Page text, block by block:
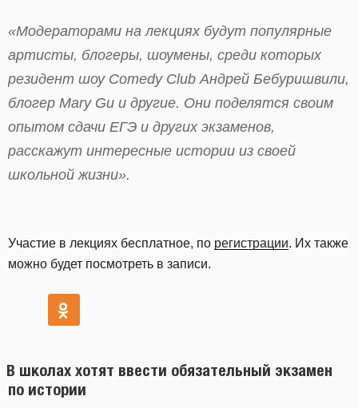
«Модераторами на лекциях будут популярные
артисты, блогеры, шоумены, среди которых
резидент шоу Comedy Club Андрей Бебуришвили,
блогер Mary Gu и другие. Они поделятся своим
опытом сдачи ЕГЭ и других экзаменов,
расскажут интересные истории из своей
школьной жизни».
Участие в лекциях бесплатное, по регистрации. Их также
можно будет посмотреть в записи.
В школах хотят ввести обязательный экзамен
по истории